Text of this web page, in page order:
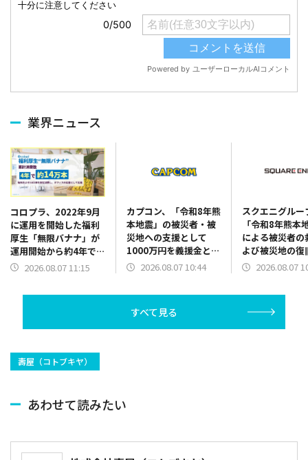
業界ニュース
コロプラ、2022年9月
に運用を開始した福利
厚生「無限バナナ」が
運用開始から約4年で累
計消費数で約14万本
2026.08.07 11:15
カプコン、「令和8年熊
本地震」の被災者・被
災地への支援として
1000万円を義援金とし
て熊本県に寄付へ
2026.08.07 10:44
スクエニグルー
「令和8年熊本
による被災者の
よび被災地の復
立ててもらうた
2026.08.07
すべて見る
壽屋（コトブキヤ）
あわせて読みたい